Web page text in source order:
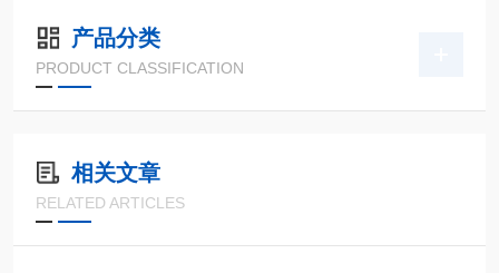
产品分类
PRODUCT CLASSIFICATION
相关文章
RELATED ARTICLES